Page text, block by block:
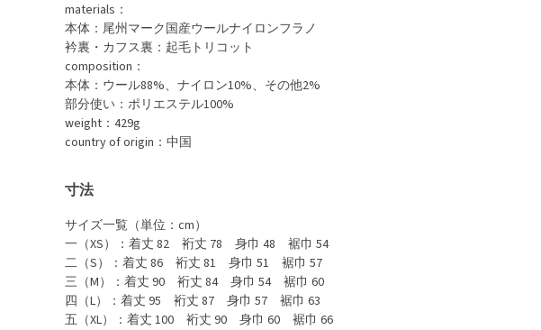
materials：
本体：尾州マーク国産ウールナイロンフラノ
衿裏・カフス裏：起毛トリコット
composition：
本体：ウール88%、ナイロン10%、その他2%
部分使い：ポリエステル100%
weight：429g
country of origin：中国
寸法
サイズ一覧（単位：cm）
一（XS）：着丈 82 裄丈 78 身巾 48 裾巾 54
二（S）：着丈 86 裄丈 81 身巾 51 裾巾 57
三（M）：着丈 90 裄丈 84 身巾 54 裾巾 60
四（L）：着丈 95 裄丈 87 身巾 57 裾巾 63
五（XL）：着丈 100 裄丈 90 身巾 60 裾巾 66